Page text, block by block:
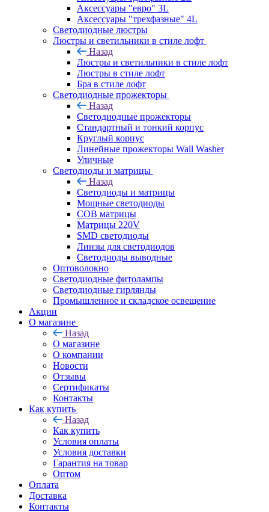
Аксессуары "евро" 3L
Аксессуары "трехфазные" 4L
Светодиодные люстры
Люстры и светильники в стиле лофт
Назад
Люстры и светильники в стиле лофт
Люстры в стиле лофт
Бра в стиле лофт
Светодиодные прожекторы
Назад
Светодиодные прожекторы
Стандартный и тонкий корпус
Круглый корпус
Линейные прожекторы Wall Washer
Уличные
Светодиоды и матрицы
Назад
Светодиоды и матрицы
Мощные светодиоды
COB матрицы
Матрицы 220V
SMD светодиоды
Линзы для светодиодов
Светодиоды выводные
Оптоволокно
Светодиодные фитолампы
Светодиодные гирлянды
Промышленное и складское освещение
Акции
О магазине
Назад
О магазине
О компании
Новости
Отзывы
Сертификаты
Контакты
Как купить
Назад
Как купить
Условия оплаты
Условия доставки
Гарантия на товар
Оптом
Оплата
Доставка
Контакты